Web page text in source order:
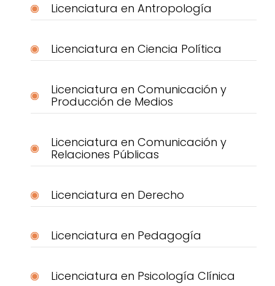
Licenciatura en Antropología
Licenciatura en Ciencia Política
Licenciatura en Comunicación y
Producción de Medios
Licenciatura en Comunicación y
Relaciones Públicas
Licenciatura en Derecho
Licenciatura en Pedagogía
Licenciatura en Psicología Clínica